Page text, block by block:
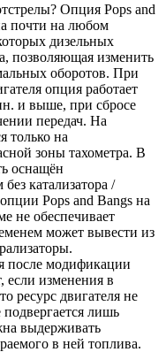
Опция Pops and
почти на любом
дизельных
позволяющая изменить
оборотов. При
опция работает
и выше, при сбросе
передач. На
только на
зоны тахометра. В
оснащён
катализатора /
Pops and Bangs на
не обеспечивает
может вывести из
после модификации
если изменения в
ресурс двигателя не
лишь
выдерживать
в ней топлива.